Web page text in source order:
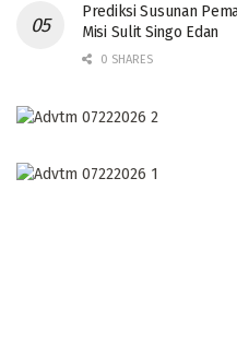
Prediksi Susunan
Misi Sulit Singo Edan
0 SHARES